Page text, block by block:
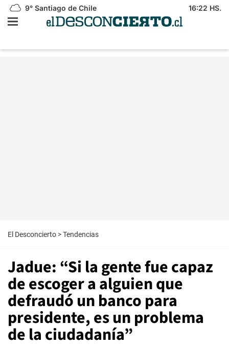
9° Santiago de Chile 16:22 HS.
El Desconcierto >Tendencias
Jadue: “Si la gente fue capaz
de escoger a alguien que
defraudó un banco para
presidente, es un problema
de la ciudadanía”